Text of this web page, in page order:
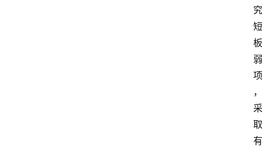
究
短
板
弱
项
，
采
取
有